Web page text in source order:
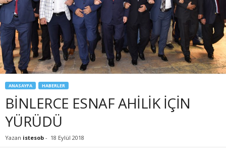
ANASAYFA HABERLER
BİNLERCE ESNAF AHİLİK İÇİN
YÜRÜDÜ
Yazan istesob - 18 Eylül 2018